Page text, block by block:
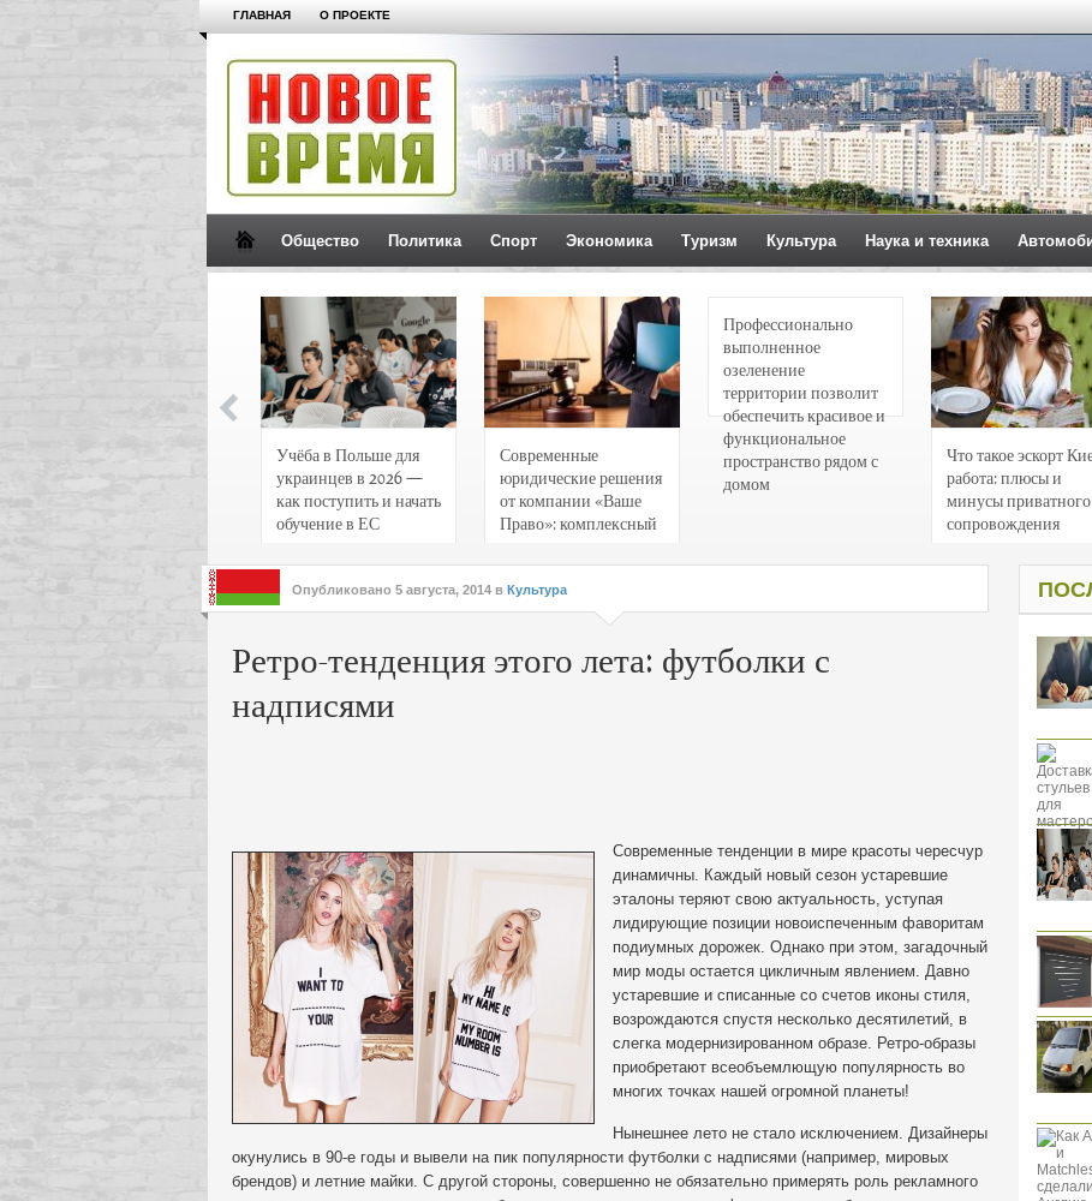
ГЛАВНАЯ О ПРОЕКТЕ
Общество Политика Спорт Экономика Туризм Культура Наука и техника
Учёба в Польше для
украинцев в 2026 —
как поступить и начать
обучение в ЕС
Современные
юридические решения
от компании «Ваше
Право»: комплексный
интересов клиентов
Профессионально
выполненное
озеленение
территории позволит
обеспечить красивое и
функциональное
пространство рядом с
домом
Что такое эскорт
работа: плюсы и
минусы приватного
сопровождения
Опубликовано 5 августа, 2014 в Культура
Ретро-тенденция этого лета: футболки с
надписями
Современные тенденции в мире красоты чересчур
динамичны. Каждый новый сезон устаревшие
эталоны теряют свою актуальность, уступая
лидирующие позиции новоиспеченным фаворитам
подиумных дорожек. Однако при этом, загадочный
мир моды остается цикличным явлением. Давно
устаревшие и списанные со счетов иконы стиля,
возрождаются спустя несколько десятилетий, в
слегка модернизированном образе. Ретро-образы
приобретают всеобъемлющую популярность во
многих точках нашей огромной планеты!
Нынешнее лето не стало исключением. Дизайнеры
окунулись в 90-е годы и вывели на пик популярности футболки с надписями (например, мировых
брендов) и летние майки. С другой стороны, совершенно не обязательно примерять роль рекламного